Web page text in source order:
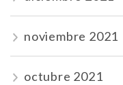
noviembre 2021
octubre 2021